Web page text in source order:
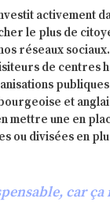
activement
le plus de
réseaux
de centres
et
mettre une en
ou divisées en
car ça